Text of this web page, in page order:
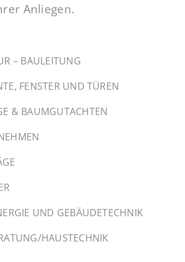
Anliegen.
– BAULEITUNG
FENSTER UND TÜREN
& BAUMGUTACHTEN
UND GEBÄUDETECHNIK
HAUSTECHNIK